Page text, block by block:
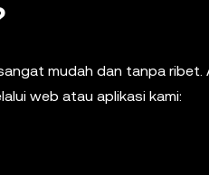
mudah dan tanpa
web atau aplikasi kami: